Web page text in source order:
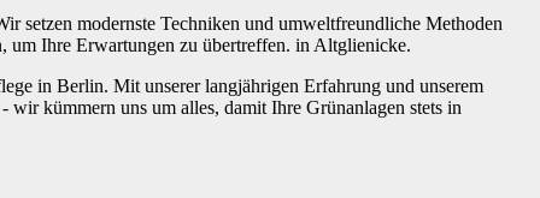
setzen modernste Techniken und umweltfreundliche Methoden
um Ihre Erwartungen zu übertreffen. in Altglienicke.
in Berlin. Mit unserer langjährigen Erfahrung und unserem
kümmern uns um alles, damit Ihre Grünanlagen stets in